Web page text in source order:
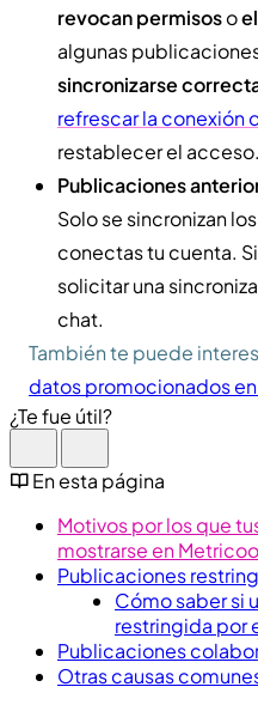
revocan permisoso
algunas
sincronizarse
refrescar la conexión
restablecer el acceso.
Publicaciones
Solo se sincronizan
conectas tu cuenta.
solicitar una
chat.
También te puede
datos promocionados
¿Te fue útil?
En esta página
Motivos por los que
mostrarse en
Publicaciones
Cómo saber si
restringida por
Publicaciones
Otras causas